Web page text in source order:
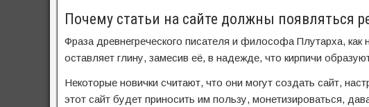
Почему статьи на сайте должны появляться
Фраза древнегреческого писателя и философа Плутарха, как
оставляет глину, замесив её, в надежде, что кирпичи
Некоторые новички считают, что они могут создать сайт,
этот сайт будет приносить им пользу, монетизироваться,